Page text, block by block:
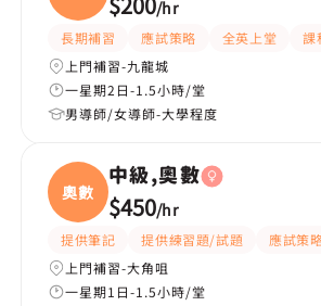
/hr
長期補習 應試策略 全英上堂 課
上門補習-九龍城
一星期2日-1.5小時/堂
男導師/女導師-大學程度
奧數
中級,奧數
$450/hr
提供筆記 提供練習題/試題
應試策
上門補習-大角咀
一星期1日-1.5小時/堂